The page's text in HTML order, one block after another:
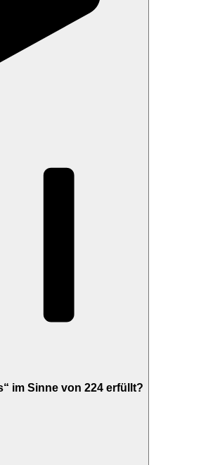
im Sinne von 224 erfüllt?